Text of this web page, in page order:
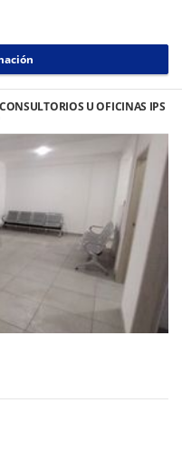
U OFICINAS IPS